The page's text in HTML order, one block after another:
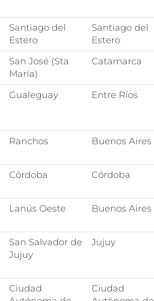
Santiago del
Estero
Santiago del
Estero
San José (Sta
María)
Catamarca
Gualeguay Entre Ríos
Ranchos Buenos Aires
Córdoba Córdoba
Lanús Oeste Buenos Aires
San Salvador de
Jujuy
Jujuy
Ciudad
Ciudad